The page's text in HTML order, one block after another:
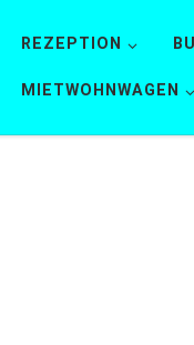
REZEPTION
MIETWOHNWAGEN